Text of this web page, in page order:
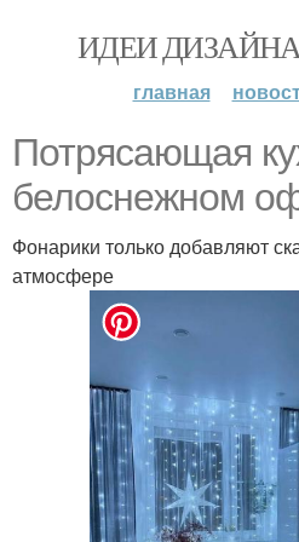
ИДЕИ
главная
Потрясающая
белоснежном
Фонарики только добавляют
атмосфере